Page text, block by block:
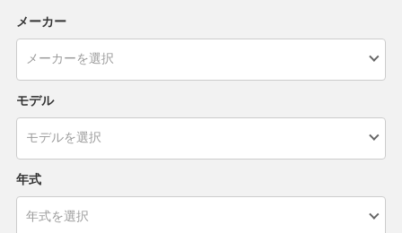
メーカー
モデル
年式